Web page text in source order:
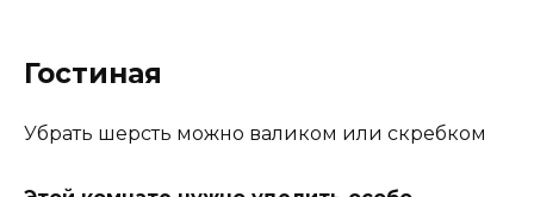
Гостиная
Убрать шерсть можно валиком или скребком